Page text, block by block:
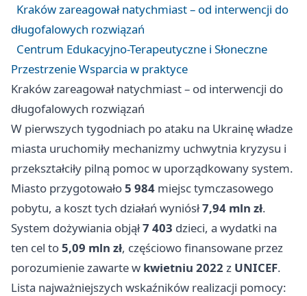
Kraków zareagował natychmiast – od interwencji do
długofalowych rozwiązań
Centrum Edukacyjno-Terapeutyczne i Słoneczne
Przestrzenie Wsparcia w praktyce
Kraków zareagował natychmiast – od interwencji do
długofalowych rozwiązań
W pierwszych tygodniach po ataku na Ukrainę władze
miasta uruchomiły mechanizmy uchwytnia kryzysu i
przekształciły pilną pomoc w uporządkowany system.
Miasto przygotowało5 984 miejsc tymczasowego
pobytu, a koszt tych działań wyniósł7,94 mln zł.
System dożywiania objął7 403 dzieci, a wydatki na
ten cel to5,09 mln zł, częściowo finansowane przez
porozumienie zawarte w kwietniu 2022 z UNICEF.
Lista najważniejszych wskaźników realizacji pomocy: